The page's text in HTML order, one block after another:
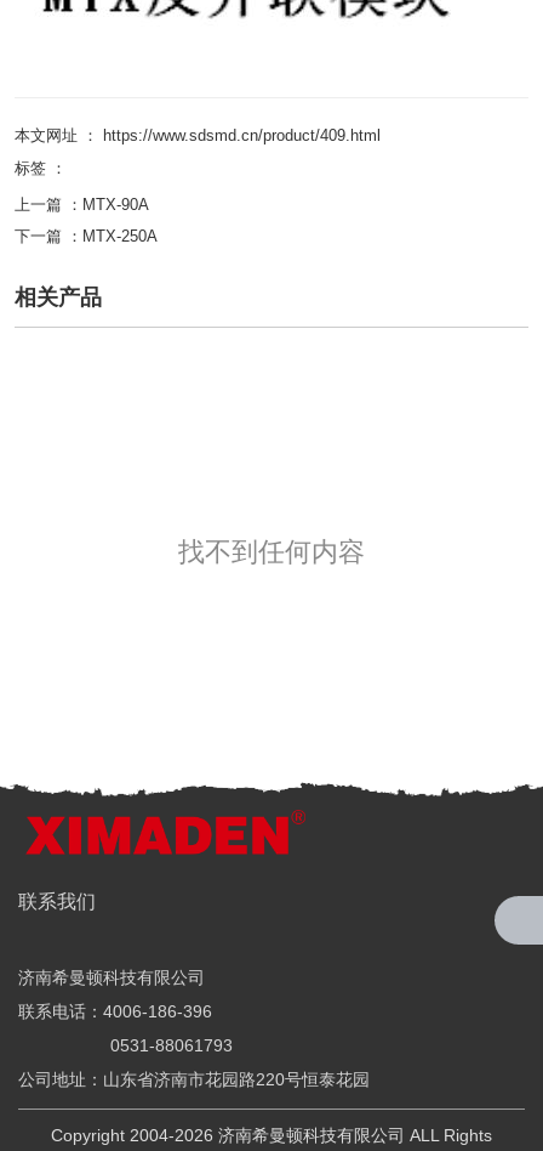
本文网址 ： https://www.sdsmd.cn/product/409.html
标签 ：
上一篇 ： MTX-90A
下一篇 ： MTX-250A
相关产品
找不到任何内容
全国服务热线
联系我们
济南希曼顿科技有限公司
联系电话：4006-186-396
0531-88061793
公司地址：山东省济南市花园路220号恒泰花园
Copyright 2004-2026 济南希曼顿科技有限公司 ALL Rights